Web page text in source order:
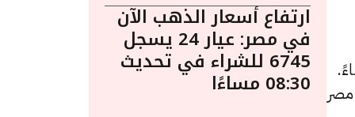
15 مايو الساعة 5:05 مساءً.
ارتفاع أسعار الذهب الآن
في مصر: عيار 24 يسجل
6745 للشراء في تحديث
08:30 مساءًا